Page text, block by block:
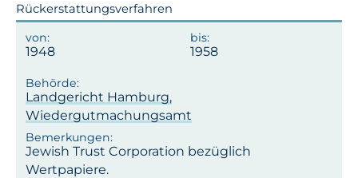
Rückerstattungsverfahren
1948 1958
Landgericht Hamburg,
Wiedergutmachungsamt
Jewish Trust Corporation bezüglich
Wertpapiere.